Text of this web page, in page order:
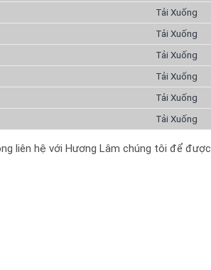
Tải Xuống
Tải Xuống
Tải Xuống
Tải Xuống
Tải Xuống
Tải Xuống
liên hệ với Hương Lâm chúng tôi để